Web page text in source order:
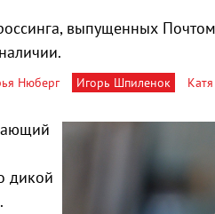
выпущенных
Нюберг Игорь Шпиленок
дикой